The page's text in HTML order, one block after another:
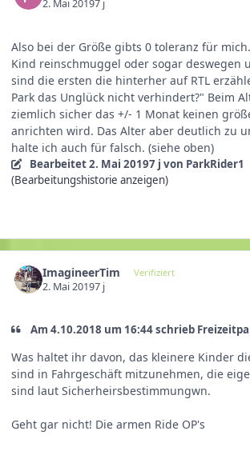
2. Mai 20197 j
Also bei der Größe gibts 0 toleranz für
Kind reinschmuggel oder sogar deswegen
sind die ersten die hinterher auf RTL
Park das Unglück nicht verhindert?" Beim
ziemlich sicher das +/- 1 Monat keinen
anrichten wird. Das Alter aber deutlich zu
halte ich auch für falsch. (siehe oben)
Bearbeitet2. Mai 20197 j von ParkRider1
(Bearbeitungshistorie anzeigen)
ImagineerTim Verifiziert
2. Mai 20197 j
Am 4.10.2018 um 16:44 schrieb
Was haltet ihr davon, das kleinere Kinder
sind in Fahrgeschäft mitzunehmen, die
sind laut Sicherheirsbestimmungwn.
Geht gar nicht! Die armen Ride OP's